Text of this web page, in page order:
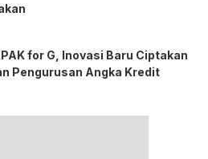
for G, Inovasi Baru Ciptakan
Pengurusan Angka Kredit